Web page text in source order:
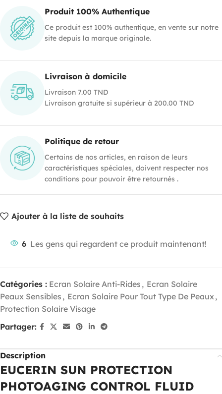
Produit 100% Authentique
Ce produit est 100% authentique, en vente sur notre
site depuis la marque originale.
Livraison à domicile
Livraison 7.00 TND
Livraison gratuite si supérieur à 200.00 TND
Politique de retour
Certains de nos articles, en raison de leurs
caractéristiques spéciales, doivent respecter nos
conditions pour pouvoir être retournés .
Ajouter à la liste de souhaits
6 Les gens qui regardent ce produit maintenant!
Catégories : Ecran Solaire Anti-Rides , Ecran Solaire
Peaux Sensibles , Ecran Solaire Pour Tout Type De Peaux ,
Protection Solaire Visage
Partager:
Description
EUCERIN SUN PROTECTION
PHOTOAGING CONTROL FLUID